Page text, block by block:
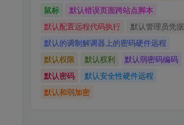
鼠标
默认错误页面跨站点脚本
默认配置远程代码执行
默认管理员凭据
默认的调制解调器上的密码硬件远程
默认权限
默认权利
默认弱密码编码
默认密码
默认安全性硬件远程
默认和弱加密